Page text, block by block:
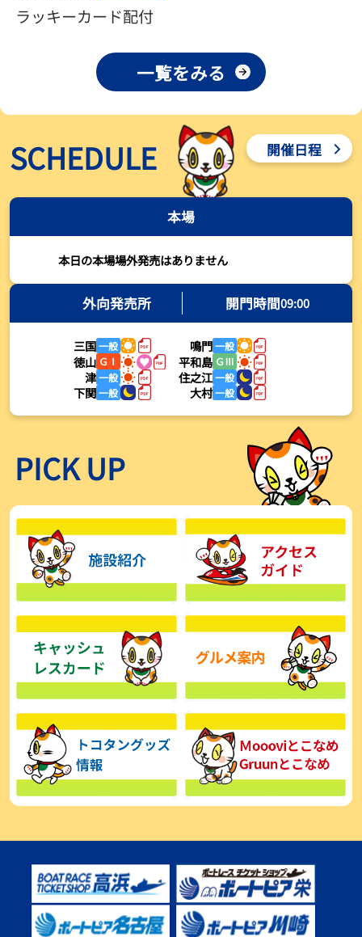
【ボートレース】荒木颯斗が地元唯一の優出！３号艇でデビュー初
Ｖ狙う「自分の好きな感じになっている」～とこなめルーキーＳ
【ボートレース】訓練中の大けが乗り越えデビューした宮崎心之介
が初Ｖ王手「１枠なら負けないと思います」～とこなめルーキーＳ
2026年08月03日
【常滑ボート・ルーキーＳ】津田陸翔はリング交換で気配一変「初
優勝目指して頑張ります」
【とこなめボート・岩瀬仁紀さんコラム】最後は塚越海斗に注目、
【ボートレース】荒木颯斗が地元勢でただ１人優出果たす「地元で
初優勝したい」／常滑 - 日刊スポーツ
2026年08月03日
【ボートレース】４枠で優出の塚越海斗が強気節「攻めていくレー
スをします」／常滑 - 日刊スポーツ
2026年08月03日
【ボートレース】広瀬凜が接戦制して２着で優出「出足、回り足は
【とこなめボート】塚越海斗が優勝戦で脅威の伸びを披露する「合
ったときの伸びは自分が一番」
2026年08月03日
【とこなめボート】広瀬凜は準優で見つかった課題の克服へ「結果
的に１着を取れればいい」
2026年08月03日
【とこなめボート】西丸敦基が未勝利では終われない「最終日頑張
る」
2026年08月03日
【とこなめボート ルーキーシリーズ】広瀬凜 6位で予選突破「勝負
2026年08月02日
【とこなめボート 日野未来コラム とこなめミライ予想図】トコタン
お誕生日おめでとう！
2026年08月02日
んでもらったし、恩返しをしたいです」～とこなめルーキーＳ
【常滑ボート・ルーキーＳ】荒木颯斗 予選９位でセミファイナル進
出「そろそろ優勝したい」
2026年08月02日
ラッキーカード配付
一覧をみる
SCHEDULE 開催日程
本場
本日の本場場外発売はありません
外向発売所 開門時間09:00
三国一般 鳴門一般
徳山 ＧⅠ 平和島 ＧⅢ
津一般 住之江一般
下関一般 大村一般
PICK UP